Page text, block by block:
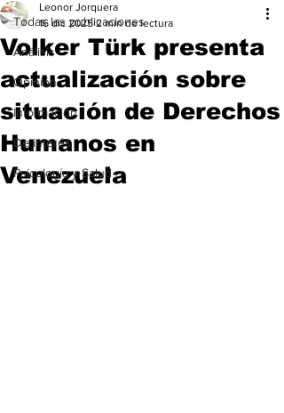
Todas las publicaciones
Análisis
Opinión
Información
De interés
Psicología y Salud
Volker Türk presenta
actualización sobre
situación de Derechos
Humanos en
Venezuela
Leonor Jorquera
16 dic 2025 2 min de lectura